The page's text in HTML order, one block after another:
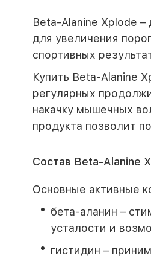
Beta-Alanine Xplode
для увеличения
спортивных
Купить Beta-Alanine
регулярных
накачку мышечных
продукта позволит
Состав Beta-Alanine
Основные активные
бета-аланин –
усталости и
гистидин –